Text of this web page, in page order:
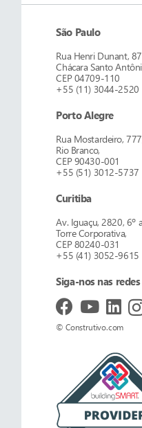
São Paulo
Rua Henri Dunant,
Chácara Santo
CEP 04709-110
+55 (11) 3044-2520
Porto Alegre
Rua Mostardeiro,
Rio Branco,
CEP 90430-001
+55 (51) 3012-5737
Curitiba
Av. Iguaçu, 2820, 6º
Torre Corporativa,
CEP 80240-031
+55 (41) 3052-9615
Siga-nos nas
© Construtivo.com